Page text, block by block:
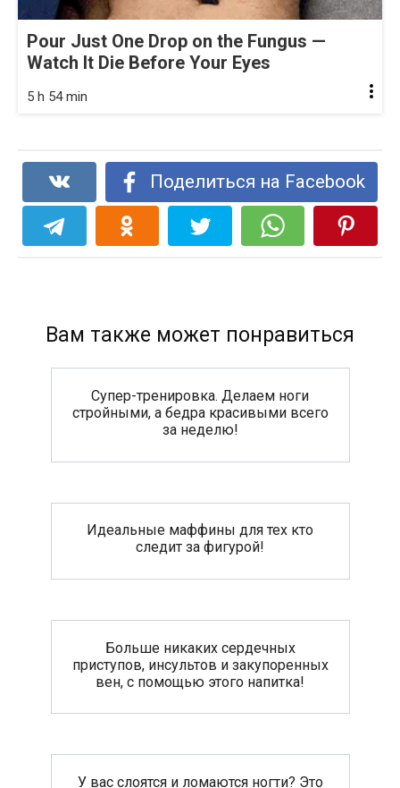
Pour Just One Drop on the Fungus —
Watch It Die Before Your Eyes
5 h 54 min
Поделиться на Facebook
Вам также может понравиться
Супер-тренировка. Делаем ноги
стройными, а бедра красивыми всего
за неделю!
Идеальные маффины для тех кто
следит за фигурой!
Больше никаких сердечных
приступов, инсультов и закупоренных
вен, с помощью этого напитка!
У вас слоятся и ломаются ногти? Это